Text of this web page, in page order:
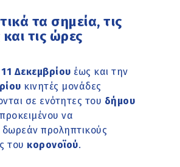
τα σημεία, τις
τις ώρες
Δεκεμβρίου έως και την
κινητές μονάδες
σε ενότητες του δήμου
προκειμένου να
προληπτικούς
του κορονοϊού.